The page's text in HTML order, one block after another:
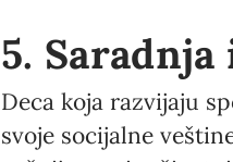
5.
Deca koja razvijaju
svoje socijalne